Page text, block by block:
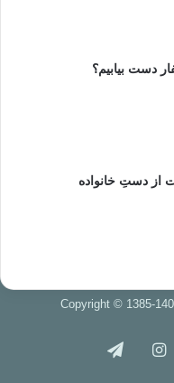
دست بیابیم؟
دستِ خانواده
Copyright © 1385-
اینستاگرام